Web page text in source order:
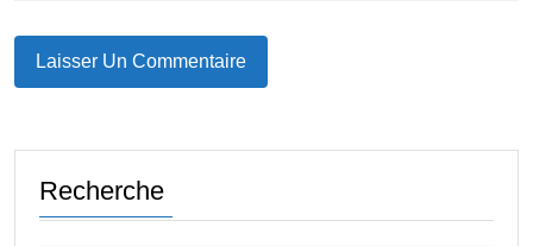
Recherche